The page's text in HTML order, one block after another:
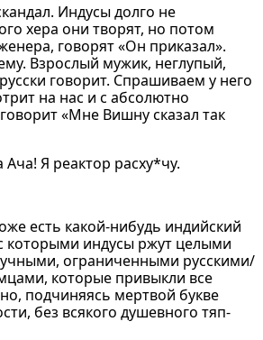
Индусы долго не
хера они творят, но потом
говорят «Он приказал».
Взрослый мужик, неглупый,
говорит. Спрашиваем у него
на нас и с абсолютно
«Мне Вишну сказал так
Я реактор расху*чу.
есть какой-нибудь индийский
которыми индусы ржут целыми
ограниченными русскими/
которые привыкли все
подчиняясь мертвой букве
без всякого душевного тяп-